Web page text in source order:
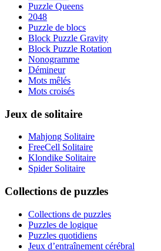
Puzzle Queens
2048
Puzzle de blocs
Block Puzzle Gravity
Block Puzzle Rotation
Nonogramme
Démineur
Mots mêlés
Mots croisés
Jeux de solitaire
Mahjong Solitaire
FreeCell Solitaire
Klondike Solitaire
Spider Solitaire
Collections de puzzles
Collections de puzzles
Puzzles de logique
Puzzles quotidiens
Jeux d’entraînement cérébral